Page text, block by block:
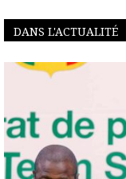
DANS L'ACTUALITÉ